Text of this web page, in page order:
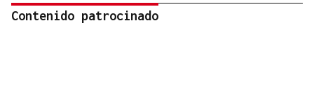
Contenido patrocinado